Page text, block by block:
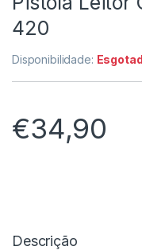
420
Disponibilidade:
€34,90
Descrição